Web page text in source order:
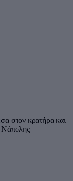
στον κρατήρα και
Νάπολης